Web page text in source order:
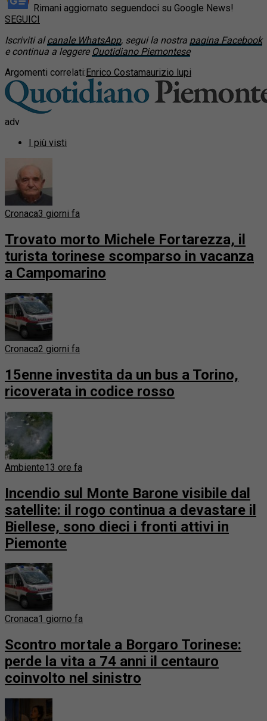
Rimani aggiornato seguendoci su Google News!
SEGUICI
Iscriviti alcanale WhatsApp, segui la nostra pagina Facebook
e continua a leggere Quotidiano Piemontese
Argomenti correlati:Enrico Costamaurizio lupi
adv
I più visti
Cronaca3 giorni fa
Trovato morto Michele Fortarezza, il
turista torinese scomparso in vacanza
a Campomarino
Cronaca2 giorni fa
15enne investita da un bus a Torino,
ricoverata in codice rosso
Ambiente13 ore fa
Incendio sul Monte Barone visibile dal
satellite: il rogo continua a devastare il
Biellese, sono dieci i fronti attivi in
Piemonte
Cronaca1 giorno fa
Scontro mortale a Borgaro Torinese:
perde la vita a 74 anni il centauro
coinvolto nel sinistro